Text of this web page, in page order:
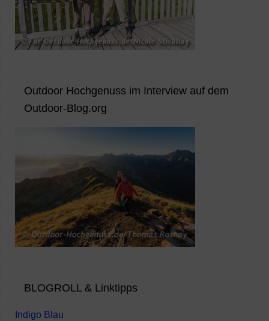
Outdoor Hochgenuss im Interview auf dem
Outdoor-Blog.org
BLOGROLL & Linktipps
Indigo Blau